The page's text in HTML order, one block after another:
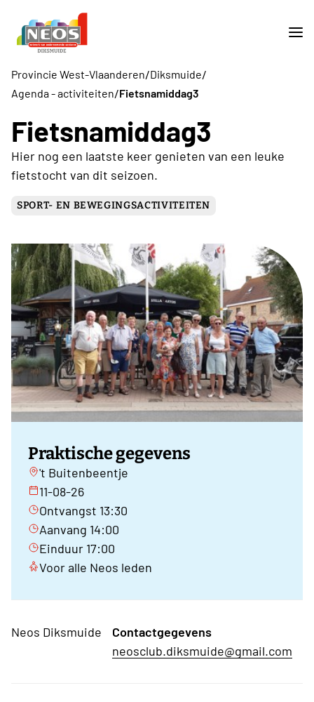
Provincie West-Vlaanderen/Diksmuide/
Agenda - activiteiten/Fietsnamiddag3
Fietsnamiddag3
Hier nog een laatste keer genieten van een leuke
fietstocht van dit seizoen.
SPORT- EN BEWEGINGSACTIVITEITEN
Praktische gegevens
't Buitenbeentje
11-08-26
Ontvangst 13:30
Aanvang 14:00
Einduur 17:00
Voor alle Neos leden
Neos Diksmuide
Contactgegevens
neosclub.diksmuide@gmail.com